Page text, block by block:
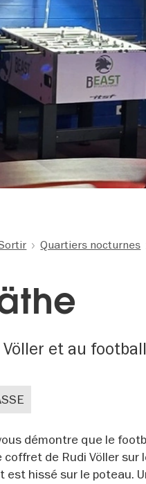
Quartiers nocturnes
et au football
démontre que le
coffret de Rudi Völler
est hissé sur le poteau.